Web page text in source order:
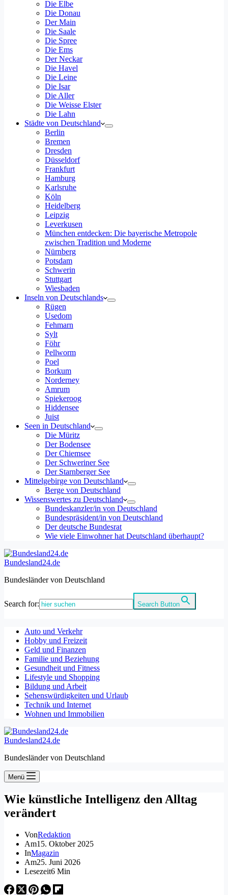
Die Elbe
Die Donau
Der Main
Die Saale
Die Spree
Die Ems
Der Neckar
Die Havel
Die Leine
Die Isar
Die Aller
Die Weisse Elster
Die Lahn
Städte von Deutschland
Berlin
Bremen
Dresden
Düsseldorf
Frankfurt
Hamburg
Karlsruhe
Köln
Heidelberg
Leipzig
Leverkusen
München entdecken: Die bayerische Metropole
zwischen Tradition und Moderne
Nürnberg
Potsdam
Schwerin
Stuttgart
Wiesbaden
Inseln von Deutschlands
Rügen
Usedom
Fehmarn
Sylt
Föhr
Pellworm
Poel
Borkum
Norderney
Amrum
Spiekeroog
Hiddensee
Juist
Seen in Deutschland
Die Müritz
Der Bodensee
Der Chiemsee
Der Schweriner See
Der Starnberger See
Mittelgebirge von Deutschland
Berge von Deutschland
Wissenswertes zu Deutschland
Bundeskanzler/in von Deutschland
Bundespräsident/in von Deutschland
Der deutsche Bundesrat
Wie viele Einwohner hat Deutschland überhaupt?
Bundesland24.de
Bundesländer von Deutschland
Search for: Search Button
Auto und Verkehr
Hobby und Freizeit
Geld und Finanzen
Familie und Beziehung
Gesundheit und Fitness
Lifestyle und Shopping
Bildung und Arbeit
Sehenswürdigkeiten und Urlaub
Technik und Internet
Wohnen und Immobilien
Bundesland24.de
Bundesländer von Deutschland
Menü
Wie künstliche Intelligenz den Alltag
verändert
VonRedaktion
Am15. Oktober 2025
InMagazin
Am25. Juni 2026
Lesezeit6 Min